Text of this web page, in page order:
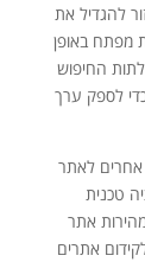
להגדיל את
מפתח באופן
החיפוש
כדי לספק ערך
אחרים לאתר
טכנית
אתר
אתרים